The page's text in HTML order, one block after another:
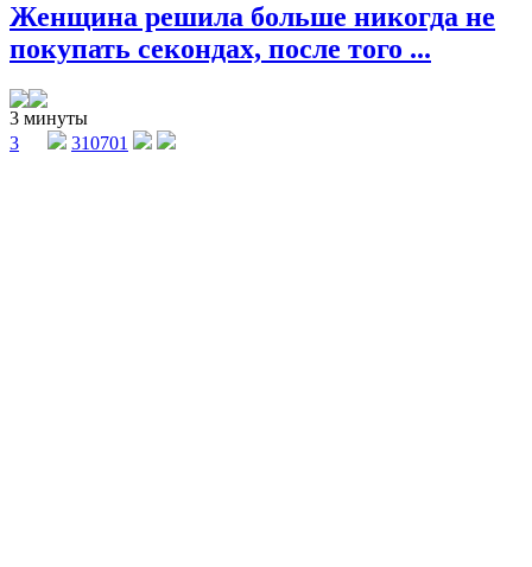
Женщина решила больше никогда не
покупать секондах, после того ...
3 минуты
3
310701